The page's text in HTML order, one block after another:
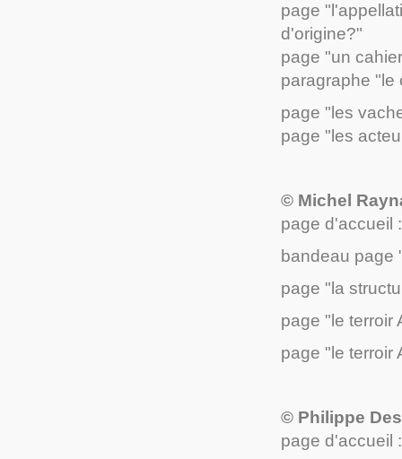
page
d'origine?"
page "un
paragraphe "le
page "les
page "les
© Michel
page d'accueil
bandeau page
page "la
page "le terroir
page "le terroir
© Philippe
page d'accueil